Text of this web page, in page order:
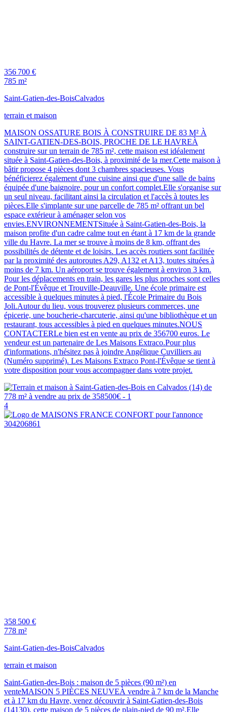
356 700 €
785 m²
Saint-Gatien-des-BoisCalvados
terrain et maison
MAISON OSSATURE BOIS À CONSTRUIRE DE 83 M² À
SAINT-GATIEN-DES-BOIS, PROCHE DE LE HAVREÀ
construire sur un terrain de 785 m², cette maison est idéalement
située à Saint-Gatien-des-Bois, à proximité de la mer.Cette maison à
bâtir propose 4 pièces dont 3 chambres spacieuses. Vous
bénéficierez également d'une cuisine ainsi que d'une salle de bains
équipée d'une baignoire, pour un confort complet.Elle s'organise sur
un seul niveau, facilitant ainsi la circulation et l'accès à toutes les
pièces.Elle s'implante sur une parcelle de 785 m² offrant un bel
espace extérieur à aménager selon vos
envies.ENVIRONNEMENTSituée à Saint-Gatien-des-Bois, la
maison profite d'un cadre calme tout en étant à 17 km de la grande
ville du Havre. La mer se trouve à moins de 8 km, offrant des
possibilités de détente et de loisirs. Les accès routiers sont facilitée
par la proximité des autoroutes A29, A132 et A13, toutes situées à
moins de 7 km. Un aéroport se trouve également à environ 3 km.
Pour les déplacements en train, les gares les plus proches sont celles
de Pont-l'Évêque et Trouville-Deauville. Une école primaire est
accessible à quelques minutes à pied, l'École Primaire du Bois
Joli.Autour du lieu, vous trouverez plusieurs commerces, une
épicerie, une boucherie-charcuterie, ainsi qu'une bibliothèque et un
restaurant, tous accessibles à pied en quelques minutes.NOUS
CONTACTERLe bien est en vente au prix de 356700 euros. Le
vendeur est un partenaire de Les Maisons Extraco.Pour plus
d'informations, n'hésitez pas à joindre Angélique Cuvilliers au
(Numéro supprimé). Les Maisons Extraco Pont-l'Évêque se tient à
votre disposition pour vous accompagner dans votre projet.
4
358 500 €
778 m²
Saint-Gatien-des-BoisCalvados
terrain et maison
Saint-Gatien-des-Bois : maison de 5 pièces (90 m²) en
venteMAISON 5 PIÈCES NEUVEÀ vendre à 7 km de la Manche
et à 17 km du Havre, venez découvrir à Saint-Gatien-des-Bois
(14130), cette maison de 5 pièces de plain-pied de 90 m².Elle